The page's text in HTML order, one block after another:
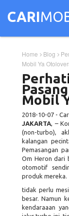
CARI
Home Blog
Mobil Ya
Mobil
2018-10-07 -
JAKARTA, –
(non-turbo),
kalangan
Pemasangan
Om Heron dari
otomotif
produk mereka.
tidak perlu
besar. Namun
kendaraaan